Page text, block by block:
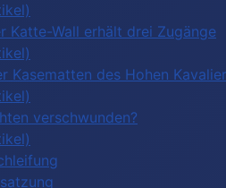
Katte-Wall erhält drei Zugänge
Kasematten des Hohen
verschwunden?